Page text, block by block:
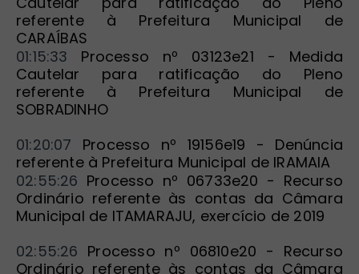
referente à Prefeitura Municipal de
CARAÍBAS
01:15:33 Processo nº 03123e21 - Medida
Cautelar para ratificação do Pleno
referente à Prefeitura Municipal de
SOBRADINHO
01:20:07 Processo nº 19156e19 - Denúncia
referente à Prefeitura Municipal de IRAMAIA
02:55:26 Processo nº 06733e20 - Recurso
Ordinário referente às contas da Câmara
Municipal de ITAMARAJU, exercício de 2019
02:55:26 Processo nº 06810e20 - Recurso
Ordinário referente às contas da Câmara